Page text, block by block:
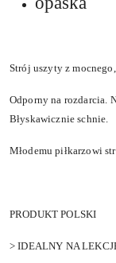
Strój uszyty z
Odporny na rozdarcia.
Błyskawicznie schnie.
Młodemu piłkarzowi
PRODUKT POLSKI
> IDEALNY NA